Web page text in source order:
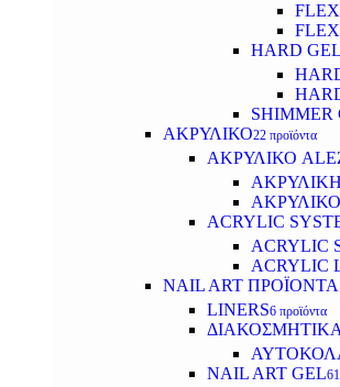
HARD
SHIMMER
ΑΚΡΥΛΙΚΟ22 προϊόντα
ΑΚΡΥΛΙΚΟ
ACRYLIC
ACRYLIC
ACRYLIC
NAIL ART ΠΡΟΪΟΝΤΑ
LINERS6 προϊόντα
ΔΙΑΚΟΣΜΗΤΙΚΑ
NAIL ART GEL